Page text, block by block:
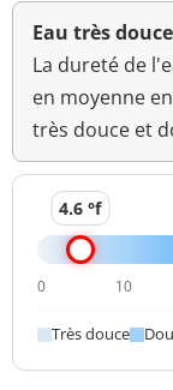
Turbidité
néphélométrique
Eau très douce
La dureté de
en moyenne
très douce et
4.6 °f
0 10
Très douce